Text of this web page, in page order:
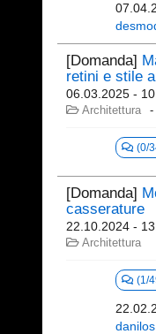
[Domanda]
retini e stile
06.03.2025 -
Architettura
(0/
[Domanda]
casserature
22.10.2024 -
Architettura
(1/
danilos